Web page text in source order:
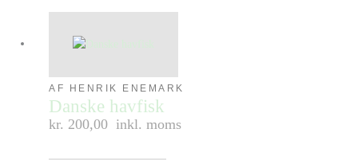
AF HENRIK ENEMARK
Danske havfisk
kr. 200,00 inkl. moms